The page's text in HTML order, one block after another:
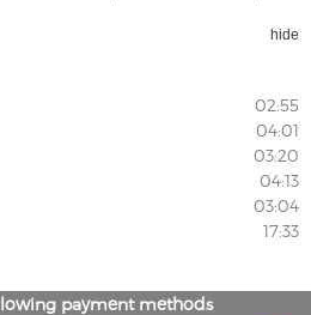
hide
02:55
04:01
03:20
04:13
03:04
17:33
payment methods